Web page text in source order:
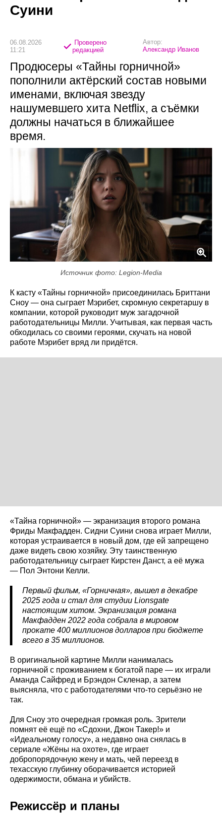
Суини
06.08.2026
11:21
Проверено
редакцией
Автор:
Александр Иванов
Продюсеры «Тайны горничной»
пополнили актёрский состав новыми
именами, включая звезду
нашумевшего хита Netflix, а съёмки
должны начаться в ближайшее
время.
Источник фото: Legion-Media
К касту «Тайны горничной» присоединилась Бриттани
Сноу — она сыграет Мэрибет, скромную секретаршу в
компании, которой руководит муж загадочной
работодательницы Милли. Учитывая, как первая часть
обходилась со своими героями, скучать на новой
работе Мэрибет вряд ли придётся.
«Тайна горничной» — экранизация второго романа
Фриды Макфадден. Сидни Суини снова играет Милли,
которая устраивается в новый дом, где ей запрещено
даже видеть свою хозяйку. Эту таинственную
работодательницу сыграет Кирстен Данст, а её мужа
— Пол Энтони Келли.
Первый фильм, «Горничная», вышел в декабре
2025 года и стал для студии Lionsgate
настоящим хитом. Экранизация романа
Макфадден 2022 года собрала в мировом
прокате 400 миллионов долларов при бюджете
всего в 35 миллионов.
В оригинальной картине Милли нанималась
горничной с проживанием к богатой паре — их играли
Аманда Сайфред и Брэндон Скленар, а затем
выясняла, что с работодателями что-то серьёзно не
так.
Для Сноу это очередная громкая роль. Зрители
помнят её ещё по «Сдохни, Джон Такер!» и
«Идеальному голосу», а недавно она снялась в
сериале «Жёны на охоте», где играет
добропорядочную жену и мать, чей переезд в
техасскую глубинку оборачивается историей
одержимости, обмана и убийств.
Режиссёр и планы